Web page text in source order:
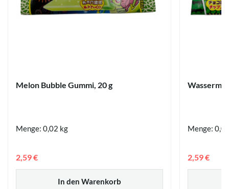
Melon Bubble Gummi, 20 g
Menge: 0,02 kg
In den Warenkorb
2,59 €
Menge:
2,59 €